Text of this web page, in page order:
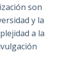
son
y la
a la